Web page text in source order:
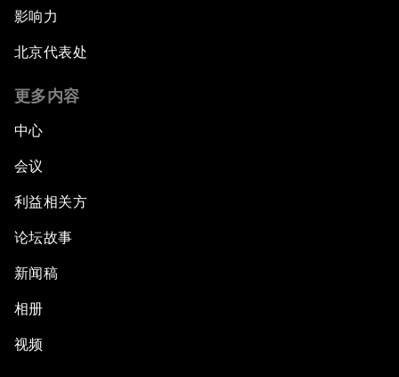
影响力
北京代表处
更多内容
中心
会议
利益相关方
论坛故事
新闻稿
相册
视频